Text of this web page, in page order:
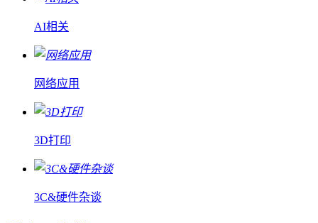
AI相关
网络应用
3D打印
3C&硬件杂谈